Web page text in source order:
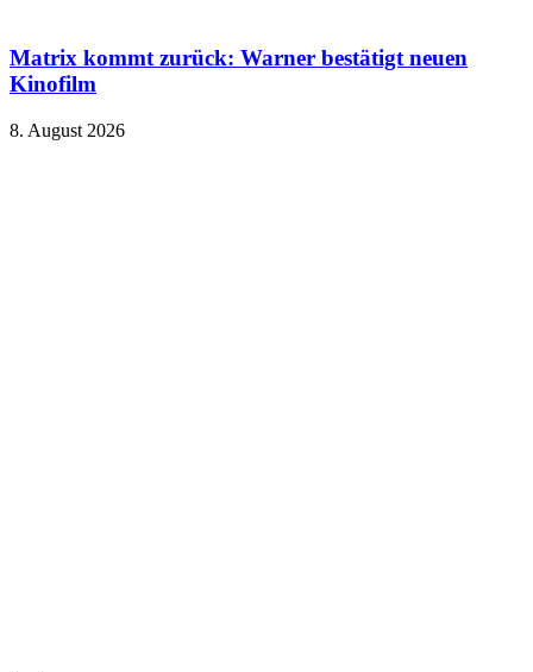
Matrix kommt zurück: Warner bestätigt neuen
Kinofilm
8. August 2026